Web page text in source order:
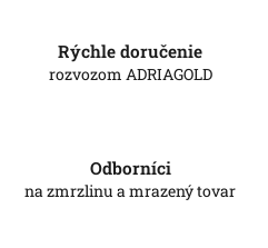
Rýchle doručenie
rozvozom ADRIAGOLD
Odborníci
na zmrzlinu a mrazený tovar